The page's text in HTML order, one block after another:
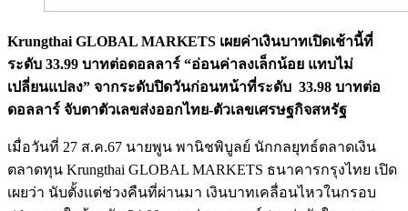
Krungthai GLOBAL MARKETS เผยค่าเงินบาทเปิดเช้านี้ที่
ระดับ 33.99 บาทต่อดอลลาร์ “อ่อนค่าลงเล็กน้อย แทบไม่
เปลี่ยนแปลง” จากระดับปิดวันก่อนหน้าที่ระดับ 33.98 บาทต่อ
ดอลลาร์ จับตาตัวเลขส่งออกไทย-ตัวเลขเศรษฐกิจสหรัฐ
เมื่อวันที่ 27 ส.ค.67 นายพูน พานิชพิบูลย์ นักกลยุทธ์ตลาดเงิน
ตลาดทุน Krungthai GLOBAL MARKETS ธนาคารกรุงไทย เปิด
เผยว่า นับตั้งแต่ช่วงคืนที่ผ่านมา เงินบาทเคลื่อนไหวในกรอบ